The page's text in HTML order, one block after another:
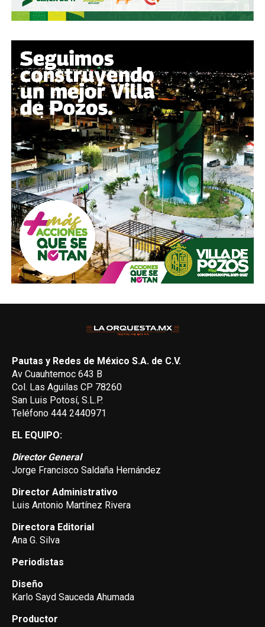
Pautas y Redes de México S.A. de C.V.
Av Cuauhtemoc 643 B
Col. Las Aguilas CP 78260
San Luis Potosí, S.L.P.
Teléfono 444 2440971
EL EQUIPO:
Director General
Jorge Francisco Saldaña Hernández
Director Administrativo
Luis Antonio Martínez Rivera
Directora Editorial
Ana G. Silva
Periodistas
Diseño
Karlo Sayd Sauceda Ahumada
Productor